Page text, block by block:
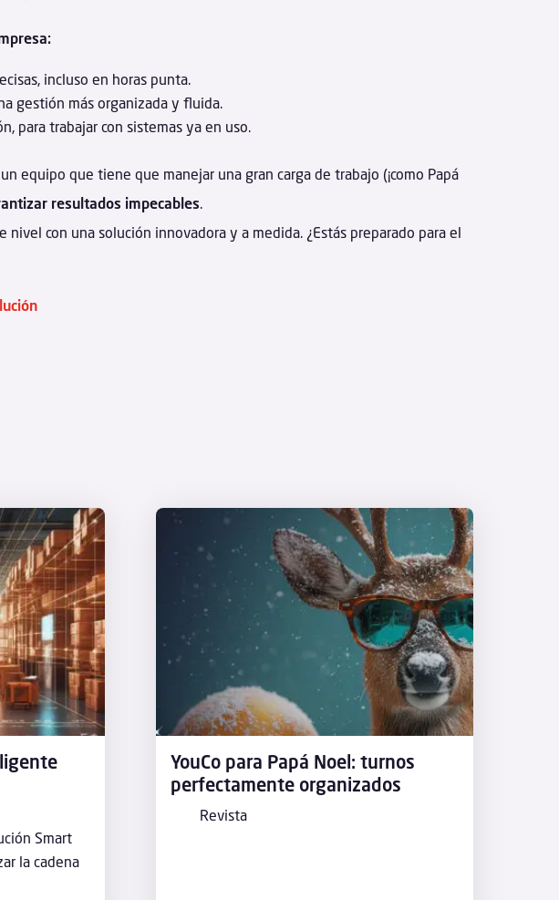
incluso en horas punta.
gestión más organizada y fluida.
para trabajar con sistemas ya en uso.
equipo que tiene que manejar una gran carga de trabajo (¡como Papá
resultados impecables.
con una solución innovadora y a medida. ¿Estás preparado para el
Smart
la cadena
YouCo para Papá Noel: turnos
perfectamente organizados
Revista